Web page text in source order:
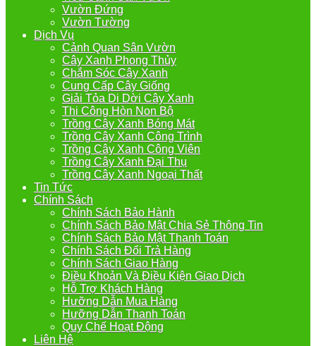
Vườn Đứng
Vườn Tường
Dịch Vụ
Cảnh Quan Sân Vườn
Cây Xanh Phong Thủy
Chắm Sóc Cây Xanh
Cung Cấp Cây Giống
Giải Tỏa Di Dời Cây Xanh
Thi Công Hòn Non Bộ
Trồng Cây Xanh Bóng Mát
Trồng Cây Xanh Công Trình
Trồng Cây Xanh Công Viên
Trồng Cây Xanh Đại Thụ
Trồng Cây Xanh Ngoại Thất
Tin Tức
Chính Sách
Chính Sách Bảo Hành
Chính Sách Bảo Mật Chia Sẻ Thông Tin
Chính Sách Bảo Mật Thanh Toán
Chính Sách Đổi Trả Hàng
Chính Sách Giao Hàng
Điều Khoản Và Điều Kiện Giao Dịch
Hỗ Trợ Khách Hàng
Hưỡng Dẫn Mua Hàng
Hưỡng Dẫn Thanh Toán
Quy Chế Hoạt Động
Liên Hệ